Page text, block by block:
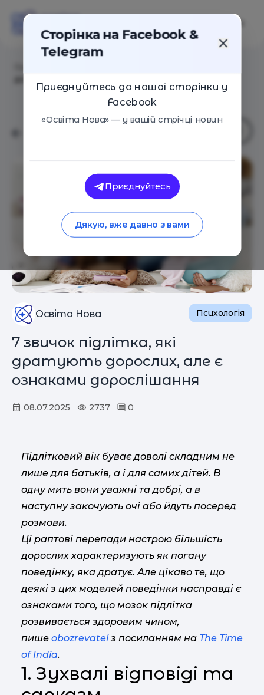
Освіта Нова Психологія
7 звичок підлітка, які
дратують дорослих, але є
ознаками дорослішання
08.07.2025 2737 0
Підлітковий вік буває доволі складним не
лише для батьків, а і для самих дітей. В
одну мить вони уважні та добрі, а в
наступну закочують очі або йдуть посеред
розмови.
Ці раптові перепади настрою більшість
дорослих характеризують як погану
поведінку, яка дратує. Але цікаво те, що
деякі з цих моделей поведінки насправді є
ознаками того, що мозок підлітка
розвивається здоровим чином,
пише obozrevatelз посиланням на The Time
of India.
1. Зухвалі відповіді та
Сторінка на Facebook &
Telegram
Приєднуйтесь до нашої сторінки у
Facebook
«Освіта Нова» — у вашій стрічці новин
Приєднуйтесь
Дякую, вже давно з вами